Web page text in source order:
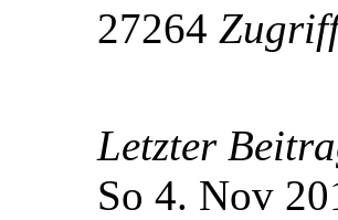
27264
Letzter
So 4. Nov